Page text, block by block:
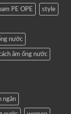
PE OPE style
nước
âm ống nước
ngăn